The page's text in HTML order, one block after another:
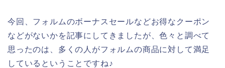
今回、フォルムのボーナスセールなどお得なクーポン
などがないかを記事にしてきましたが、色々と調べて
思ったのは、多くの人がフォルムの商品に対して満足
しているということですね♪